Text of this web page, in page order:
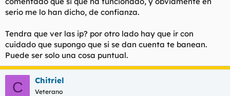
misma cuenta con realms diferentes. ¿Verdad , mentira?
1 cuenta, un login, 1 personaje.
serio me lo han dicho, de confianza.
Tendra que ver las ip? por otro lado hay que ir con
cuidado que supongo que si se dan cuenta te banean.
Puede ser solo una cosa puntual.
C Chitriel
Veterano